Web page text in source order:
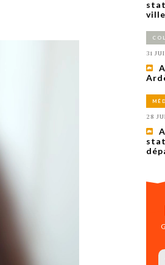
saison autour de son concept autour de
marketing et communication, revient sur
31
28